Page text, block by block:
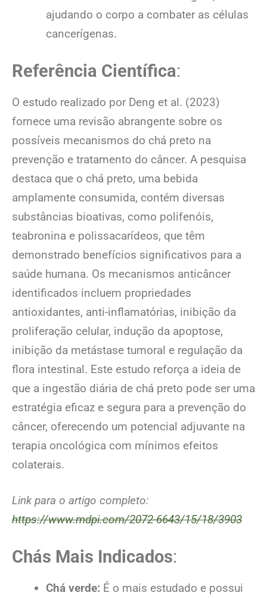
ajudando o corpo a combater as células
cancerígenas.
Referência Científica:
O estudo realizado por Deng et al. (2023)
fornece uma revisão abrangente sobre os
possíveis mecanismos do chá preto na
prevenção e tratamento do câncer. A pesquisa
destaca que o chá preto, uma bebida
amplamente consumida, contém diversas
substâncias bioativas, como polifenóis,
teabronina e polissacarídeos, que têm
demonstrado benefícios significativos para a
saúde humana. Os mecanismos anticâncer
identificados incluem propriedades
antioxidantes, anti-inflamatórias, inibição da
proliferação celular, indução da apoptose,
inibição da metástase tumoral e regulação da
flora intestinal. Este estudo reforça a ideia de
que a ingestão diária de chá preto pode ser uma
estratégia eficaz e segura para a prevenção do
câncer, oferecendo um potencial adjuvante na
terapia oncológica com mínimos efeitos
colaterais.
Link para o artigo completo:
https://www.mdpi.com/2072-6643/15/18/3903
Chás Mais Indicados:
Chá verde: É o mais estudado e possui